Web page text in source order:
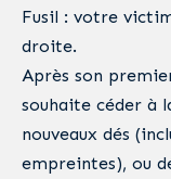
Fusil : votre
droite.
Après son
souhaite céder à
nouveaux dés
empreintes), ou